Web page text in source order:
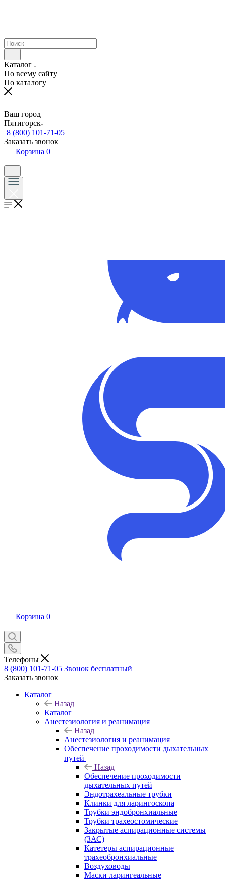
Каталог
По всему сайту
По каталогу
Ваш город
Пятигорск
8 (800) 101-71-05
Заказать звонок
Корзина 0
Корзина 0
Телефоны
8 (800) 101-71-05 Звонок бесплатный
Заказать звонок
Каталог
Назад
Каталог
Анестезиология и реанимация
Назад
Анестезиология и реанимация
Обеспечение проходимости дыхательных
путей
Назад
Обеспечение проходимости
дыхательных путей
Эндотрахеальные трубки
Клинки для ларингоскопа
Трубки эндобронхиальные
Трубки трахеостомические
Закрытые аспирационные системы
(ЗАС)
Катетеры аспирационные
трахеобронхиальные
Воздуховоды
Маски ларингеальные